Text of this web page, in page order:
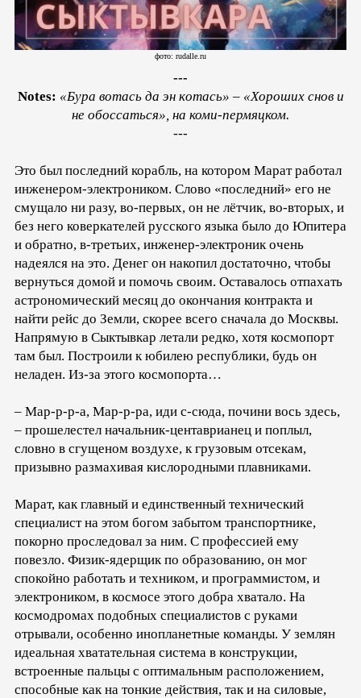
фото: rudalle.ru
---
Notes: «Бура вoтась да эн кoтась» – «Хороших снов и
не обоссаться», на коми-пермяцком.
---
Это был последний корабль, на котором Марат работал
инженером-электроником. Слово «последний» его не
смущало ни разу, во-первых, он не лётчик, во-вторых, и
без него коверкателей русского языка было до Юпитера
и обратно, в-третьих, инженер-электроник очень
надеялся на это. Денег он накопил достаточно, чтобы
вернуться домой и помочь своим. Оставалось отпахать
астрономический месяц до окончания контракта и
найти рейс до Земли, скорее всего сначала до Москвы.
Напрямую в Сыктывкар летали редко, хотя космопорт
там был. Построили к юбилею республики, будь он
неладен. Из-за этого космопорта…
– Мар-р-р-а, Мар-р-ра, иди с-сюда, почини вось здесь,
– прошелестел начальник-центаврианец и поплыл,
словно в сгущеном воздухе, к грузовым отсекам,
призывно размахивая кислородными плавниками.
Марат, как главный и единственный технический
специалист на этом богом забытом транспортнике,
покорно проследовал за ним. С профессией ему
повезло. Физик-ядерщик по образованию, он мог
спокойно работать и техником, и программистом, и
электроником, в космосе этого добра хватало. На
космодромах подобных специалистов с руками
отрывали, особенно инопланетные команды. У землян
идеальная хватательная система в конструкции,
встроенные пальцы с оптимальным расположением,
способные как на тонкие действия, так и на силовые,